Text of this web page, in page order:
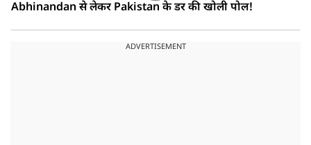
Abhinandan से लेकर Pakistan के डर की खोली पोल!
ADVERTISEMENT